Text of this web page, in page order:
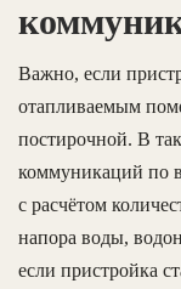
Важно, если
отапливаемым
постирочной. В
коммуникаций по
с расчётом
напора воды,
если пристройка